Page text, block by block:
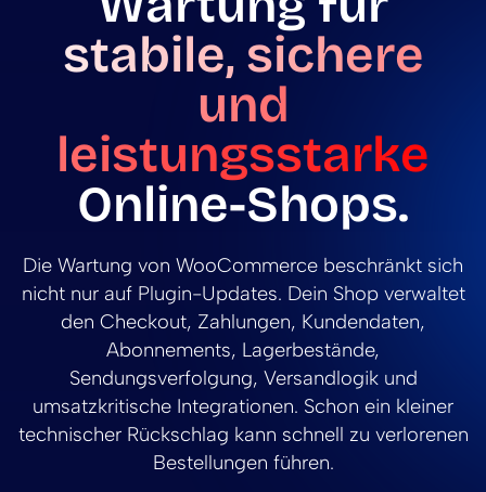
stabile, sichere
und
leistungsstarke
Online-Shops.
Die Wartung von WooCommerce beschränkt sich
nicht nur auf Plugin-Updates. Dein Shop verwaltet
den Checkout, Zahlungen, Kundendaten,
Abonnements, Lagerbestände,
Sendungsverfolgung, Versandlogik und
umsatzkritische Integrationen. Schon ein kleiner
technischer Rückschlag kann schnell zu verlorenen
Bestellungen führen.